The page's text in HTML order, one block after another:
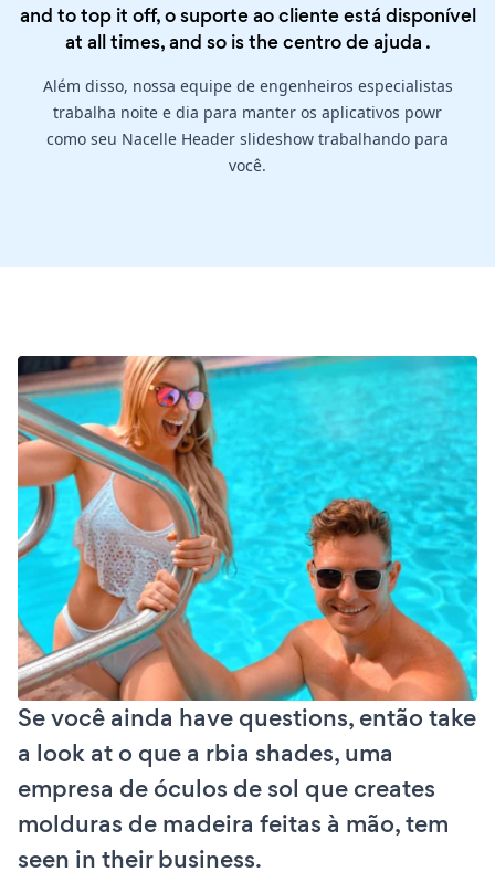
and to top it off, o suporte ao cliente está disponível
at all times, and so is thecentro de ajuda .
Além disso, nossa equipe de engenheiros especialistas
trabalha noite e dia para manter os aplicativos powr
como seu Nacelle Header slideshow trabalhando para
você.
Se você ainda have questions, então take
a look at o que a rbia shades, uma
empresa de óculos de sol que creates
molduras de madeira feitas à mão, tem
seen in their business.